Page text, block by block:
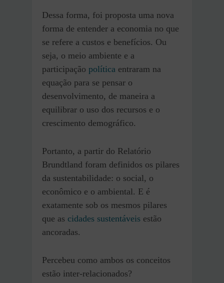
Dessa forma, foi proposta uma nova
forma de entender a economia no que
se refere a custos e benefícios. Ou
seja, o meio ambiente e a
participação política entraram na
equação para se pensar o
desenvolvimento, de maneira a
equilibrar o uso dos recursos e o
crescimento demográfico.
Portanto, a partir do Relatório
Brundtland foram definidos os pilares
da sustentabilidade: o social, o
econômico e o ambiental. E é
exatamente sob os mesmos pilares
que as cidades sustentáveis estão
ancoradas.
Percebeu como ambos os conceitos
estão inter-relacionados?